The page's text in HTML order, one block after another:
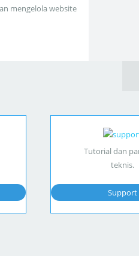
mengelola website
Tutorial dan
teknis.
Support